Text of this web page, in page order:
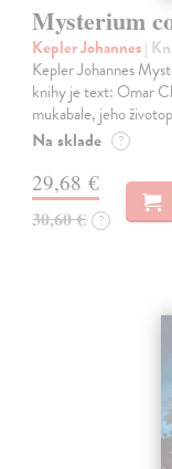
Mysterium
Kepler Johannes|
Kepler Johannes
knihy je text: Omar
mukabale, jeho
Na sklade ?
29,68 €
30,60 € ?